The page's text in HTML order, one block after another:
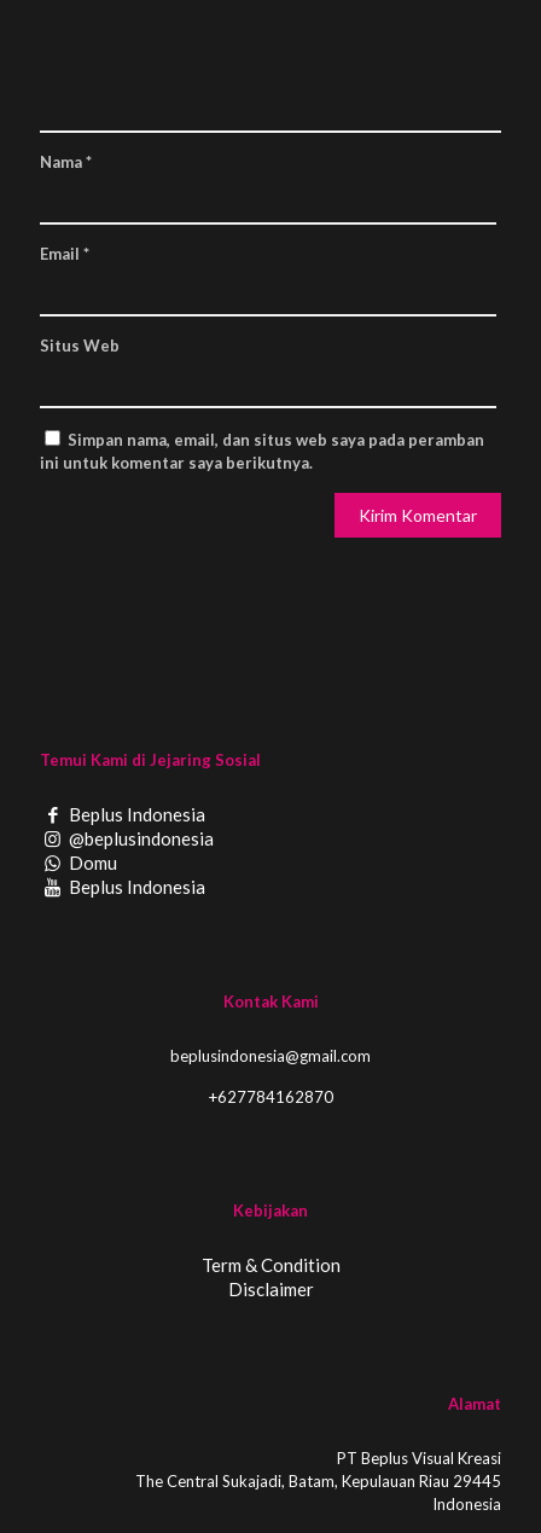
Nama*
Email *
Situs Web
Simpan nama, email, dan situs web saya pada peramban
ini untuk komentar saya berikutnya.
Temui Kami di Jejaring Sosial
Beplus Indonesia
@beplusindonesia
Domu
Beplus Indonesia
Kontak Kami
beplusindonesia@gmail.com
+627784162870
Kebijakan
Term & Condition
Disclaimer
Alamat
PT Beplus Visual Kreasi
The Central Sukajadi, Batam, Kepulauan Riau 29445
Indonesia